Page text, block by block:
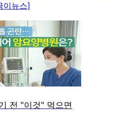
이뉴스]